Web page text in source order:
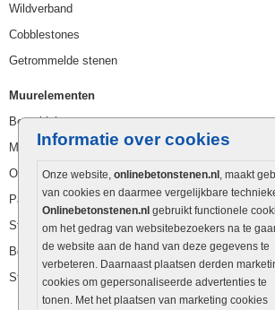
Informatie over cookies
Onze website, onlinebetonstenen.nl , maakt
van cookies en daarmee vergelijkbare
Onlinebetonstenen.nl gebruikt functionele
om het gedrag van websitebezoekers na te
de website aan de hand van deze gegevens te
verbeteren. Daarnaast plaatsen derden
cookies om gepersonaliseerde advertenties te
tonen. Met het plaatsen van marketing cookies
Wildverband
Cobblestones
Getrommelde stenen
Muurelementen
Betonbielzen
Muurstenen
Opsluitbanden
Palissaden
Stapelblokken
Betonblokken
Stapelstenen